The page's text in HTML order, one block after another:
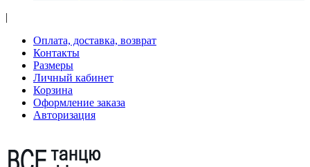
|
Оплата, доставка, возврат
Контакты
Размеры
Личный кабинет
Корзина
Оформление заказа
Авторизация